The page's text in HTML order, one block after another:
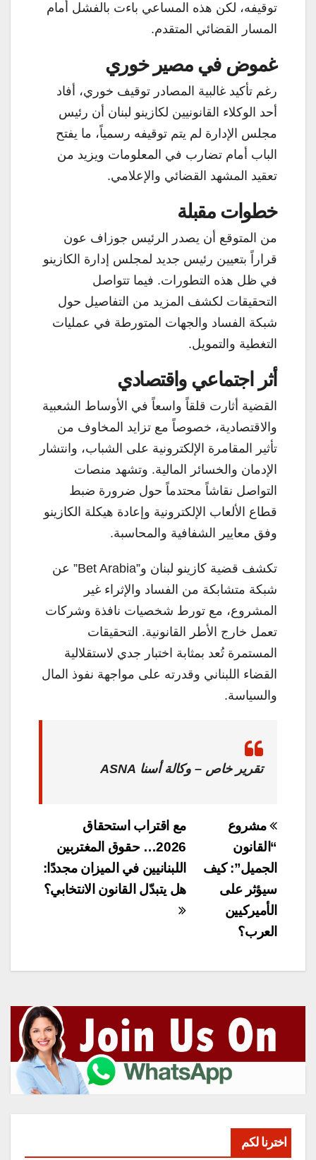
توقيفه، لكن هذه المساعي باءت بالفشل أمام
المسار القضائي المتقدم.
غموض في مصير خوري
رغم تأكيد غالبية المصادر توقيف خوري، أفاد
أحد الوكلاء القانونيين لكازينو لبنان أن رئيس
مجلس الإدارة لم يتم توقيفه رسمياً، ما يفتح
الباب أمام تضارب في المعلومات ويزيد من
تعقيد المشهد القضائي والإعلامي.
خطوات مقبلة
من المتوقع أن يصدر الرئيس جوزاف عون
قراراً بتعيين رئيس جديد لمجلس إدارة الكازينو
في ظل هذه التطورات. فيما تتواصل
التحقيقات لكشف المزيد من التفاصيل حول
شبكة الفساد والجهات المتورطة في عمليات
التغطية والتمويل.
أثر اجتماعي واقتصادي
القضية أثارت قلقاً واسعاً في الأوساط الشعبية
والاقتصادية، خصوصاً مع تزايد المخاوف من
تأثير المقامرة الإلكترونية على الشباب، وانتشار
الإدمان والخسائر المالية. وتشهد منصات
التواصل نقاشاً محتدماً حول ضرورة ضبط
قطاع الألعاب الإلكترونية وإعادة هيكلة الكازينو
وفق معايير الشفافية والمحاسبة.
تكشف قضية كازينو لبنان و”Bet Arabia” عن
شبكة متشابكة من الفساد والإثراء غير
المشروع، مع تورط شخصيات نافذة وشركات
تعمل خارج الأطر القانونية. التحقيقات
المستمرة تُعد بمثابة اختبار جدي لاستقلالية
القضاء اللبناني وقدرته على مواجهة نفوذ المال
والسياسة.
تقرير خاص – وكالة أسنا ASNA
تصفّح
المقالات
مع اقتراب استحقاق
2026… حقوق المغتربين
اللبنانيين في الميزان مجددًا:
هل يتبدّل القانون الانتخابي؟
مشروع
“القانون
الجميل”: كيف
سيؤثر على
الأميركيين
العرب؟
اخترنا لكم